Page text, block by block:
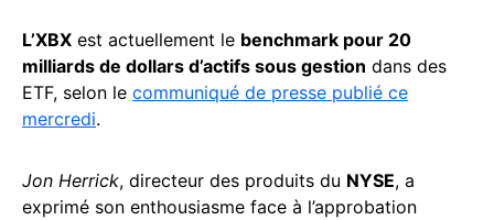
L’XBX est actuellement le benchmark pour 20
milliards de dollars d’actifs sous gestion dans des
ETF, selon le communiqué de presse publié ce
mercredi.
Jon Herrick, directeur des produits du NYSE, a
exprimé son enthousiasme face à l’approbation